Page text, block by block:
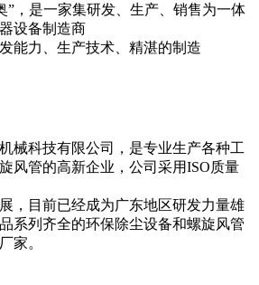
”，是一家集研发、生产、销售为一体
设备制造商
能力、生产技术、精湛的制造
科技有限公司，是专业生产各种工
风管的高新企业，公司采用ISO质量
，目前已经成为广东地区研发力量雄
系列齐全的环保除尘设备和螺旋风管
家。